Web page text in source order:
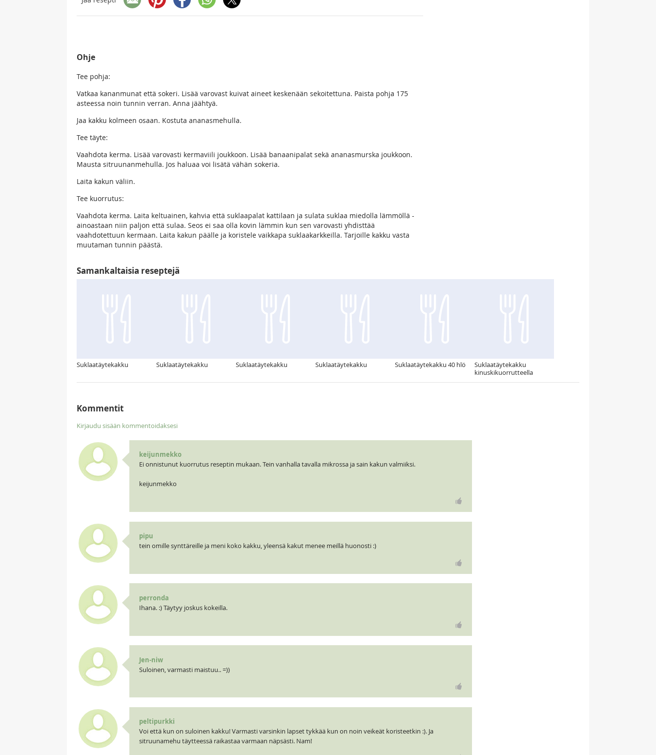
Ohje
Tee pohja:
Vatkaa kananmunat että sokeri. Lisää varovast kuivat aineet keskenään sekoitettuna. Paista pohja 175
asteessa noin tunnin verran. Anna jäähtyä.
Jaa kakku kolmeen osaan. Kostuta ananasmehulla.
Tee täyte:
Vaahdota kerma. Lisää varovasti kermaviili joukkoon. Lisää banaanipalat sekä ananasmurska joukkoon.
Mausta sitruunanmehulla. Jos haluaa voi lisätä vähän sokeria.
Laita kakun väliin.
Tee kuorrutus:
Vaahdota kerma. Laita keltuainen, kahvia että suklaapalat kattilaan ja sulata suklaa miedolla lämmöllä -
ainoastaan niin paljon että sulaa. Seos ei saa olla kovin lämmin kun sen varovasti yhdisttää
vaahdotettuun kermaan. Laita kakun päälle ja koristele vaikkapa suklaakarkkeilla. Tarjoille kakku vasta
muutaman tunnin päästä.
Samankaltaisia reseptejä
Suklaatäytekakku Suklaatäytekakku Suklaatäytekakku Suklaatäytekakku Suklaatäytekakku 40 hlö
Suklaatäytekakku
kinuskikuorrutteella
Kommentit
Kirjaudu sisään kommentoidaksesi
keijunmekko
Ei onnistunut kuorrutus reseptin mukaan. Tein vanhalla tavalla mikrossa ja sain kakun valmiiksi.
keijunmekko
pipu
tein omille synttäreille ja meni koko kakku, yleensä kakut menee meillä huonosti :)
perronda
Ihana. :) Täytyy joskus kokeilla.
Jen-niw
Suloinen, varmasti maistuu.. =))
peltipurkki
Voi että kun on suloinen kakku! Varmasti varsinkin lapset tykkää kun on noin veikeät koristeetkin :). Ja
sitruunamehu täytteessä raikastaa varmaan näpsästi. Nam!